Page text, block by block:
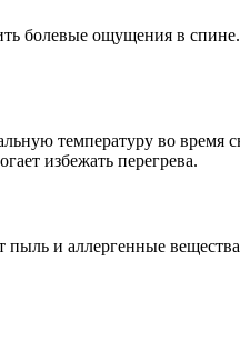
болевые ощущения в
температуру во время
избежать перегрева.
и аллергенные